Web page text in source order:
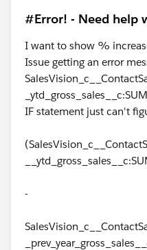
#Error! - Need help
I want to show %
Issue getting an error
IF statement just can't
-